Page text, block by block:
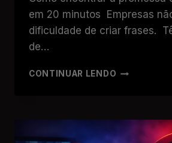
em 20 minutos Empresas
dificuldade de criar frases.
de…
CONTINUAR LENDO